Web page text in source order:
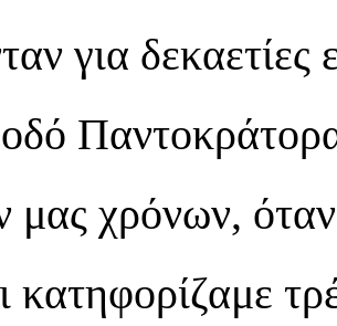
για
μας χρόνων,
κατηφορίζαμε